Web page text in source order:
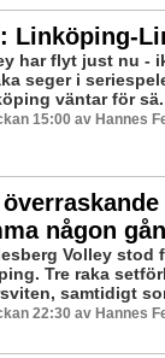
Linköping-
har flyt just nu -
seger i
väntar för
15:00 av Hannes
någon
Volley stod
Tre raka
samtidigt
22:30 av Hannes